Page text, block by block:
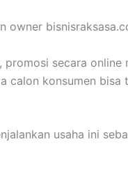
owner
promosi secara online
calon konsumen bisa
usaha ini